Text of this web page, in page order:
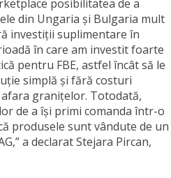
posibilitatea de a
din Ungaria și Bulgaria mult
investiții suplimentare în
în care am investit foarte
pentru FBE, astfel încât să le
simplă și fără costuri
granițelor. Totodată,
de a își primi comanda într-o
produsele sunt vândute de un
a declarat Stejara Pircan,